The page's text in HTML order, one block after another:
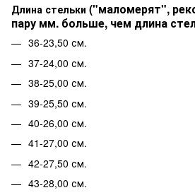
Длина стельки ("маломерят",
пару мм. больше, чем длина
36-23,50 см.
37-24,00 см.
38-25,00 см.
39-25,50 см.
40-26,00 см.
41-27,00 см.
42-27,50 см.
43-28,00 см.